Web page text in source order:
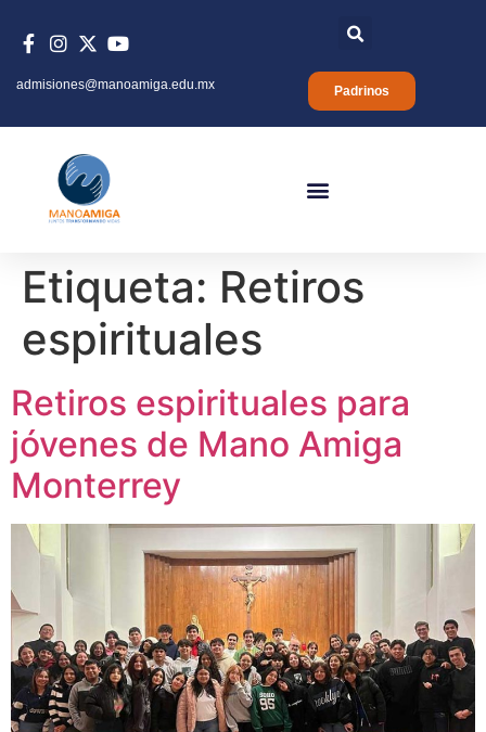
Padrinos
admisiones@manoamiga.edu.mx
Etiqueta: Retiros
espirituales
Retiros espirituales para
jóvenes de Mano Amiga
Monterrey